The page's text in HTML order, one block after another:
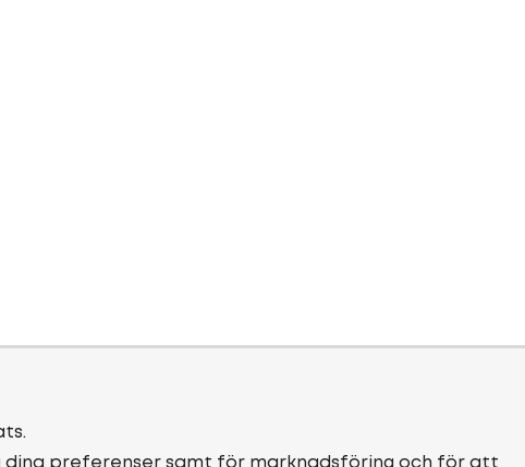
preferenser samt för marknadsföring och för att